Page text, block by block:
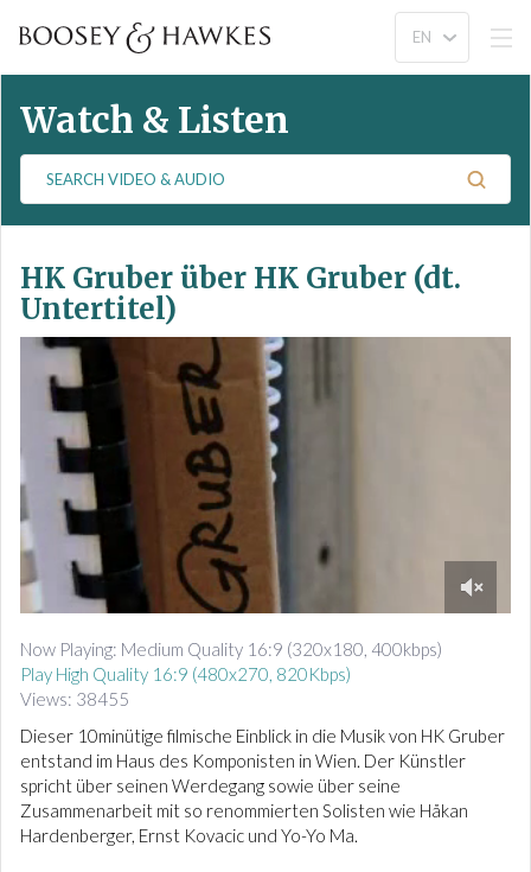
Watch & Listen
a
c
h
u
d
HK Gruber über HK Gruber (dt.
Untertitel)
o
f
9
m
n
u
t
e
s
,
5
Now Playing: Medium Quality 16:9 (320x180, 400kbps)
Play High Quality 16:9 (480x270, 820Kbps)
Views: 38455
Dieser 10minütige filmische Einblick in die Musik von HK Gruber
entstand im Haus des Komponisten in Wien. Der Künstler
spricht über seinen Werdegang sowie über seine
Zusammenarbeit mit so renommierten Solisten wie Håkan
Hardenberger, Ernst Kovacic und Yo-Yo Ma.